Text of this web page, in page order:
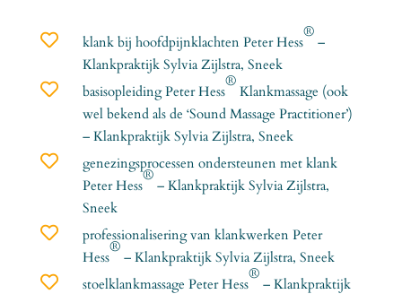
 klank bij hoofdpijnklachten Peter Hess
®
–
Klankpraktijk Sylvia Zijlstra, Sneek
 basisopleiding Peter Hess
®
Klankmassage (ook
wel bekend als de ‘Sound Massage Practitioner’)
– Klankpraktijk Sylvia Zijlstra, Sneek

genezingsprocessen ondersteunen met klank
Peter Hess
®
– Klankpraktijk Sylvia Zijlstra,
Sneek

professionalisering van klankwerken Peter
Hess
®
– Klankpraktijk Sylvia Zijlstra, Sneek
 stoelklankmassage Peter Hess
®
– Klankpraktijk